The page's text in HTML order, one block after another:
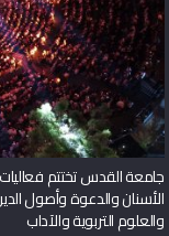
جامعة القدس تختتم
الأسنان والدعوة وأصول
والعلوم التربوية والآداب